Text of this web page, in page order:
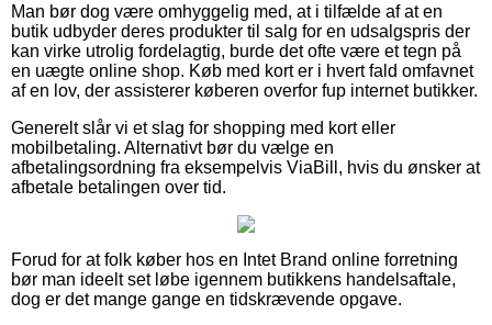
Man bør dog være omhyggelig med, at i tilfælde af at en
butik udbyder deres produkter til salg for en udsalgspris der
kan virke utrolig fordelagtig, burde det ofte være et tegn på
en uægte online shop. Køb med kort er i hvert fald omfavnet
af en lov, der assisterer køberen overfor fup internet butikker.
Generelt slår vi et slag for shopping med kort eller
mobilbetaling. Alternativt bør du vælge en
afbetalingsordning fra eksempelvis ViaBill, hvis du ønsker at
afbetale betalingen over tid.
Forud for at folk køber hos en Intet Brand online forretning
bør man ideelt set løbe igennem butikkens handelsaftale,
dog er det mange gange en tidskrævende opgave.